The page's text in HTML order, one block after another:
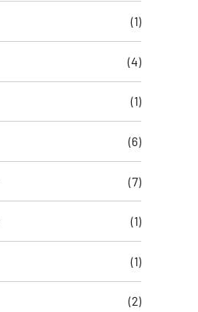
(1)
(4)
(1)
(6)
(7)
(1)
(1)
(2)